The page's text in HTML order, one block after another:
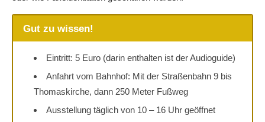
Gut zu wissen!
Eintritt: 5 Euro (darin enthalten ist der Audioguide)
Anfahrt vom Bahnhof: Mit der Straßenbahn 9 bis
Thomaskirche, dann 250 Meter Fußweg
Ausstellung täglich von 10 – 16 Uhr geöffnet